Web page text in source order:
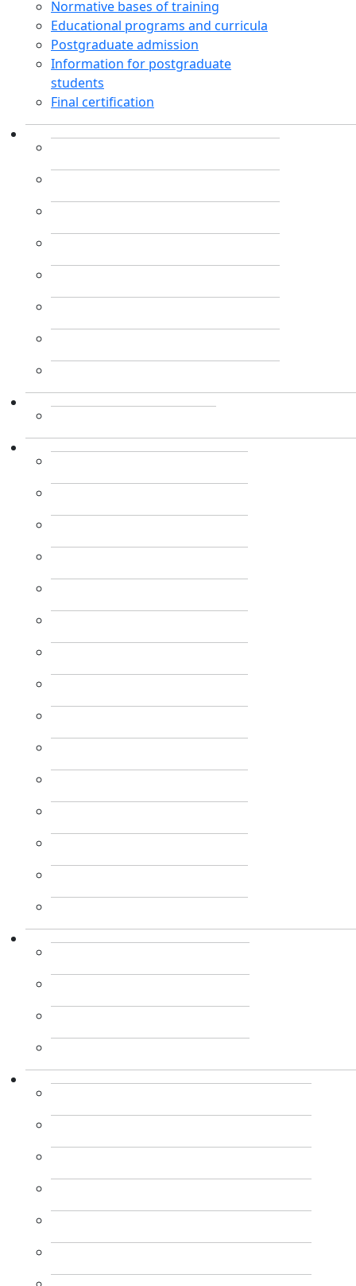
Normative bases of training
Educational programs and curricula
Postgraduate admission
Information for postgraduate
students
Final certification